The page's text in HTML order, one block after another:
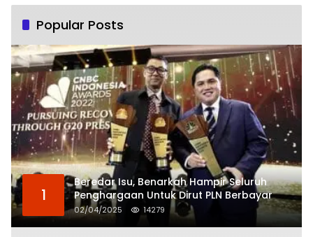
Popular Posts
1
Beredar Isu, Benarkah Hampir Seluruh
Penghargaan Untuk Dirut PLN Berbayar
02/04/2025 14279